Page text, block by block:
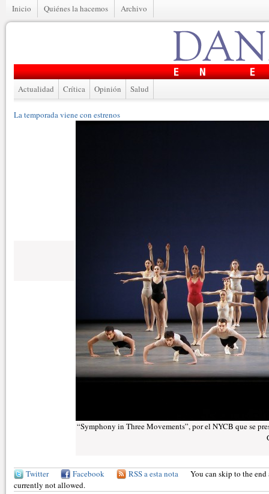
Inicio Quiénes la hacemos Archivo
Actualidad Crítica Opinión Salud
La temporada viene con estrenos
“Symphony in Three Movements”, por el NYCB que se
Twitter Facebook RSS a esta nota
You can skip to the
currently not allowed.